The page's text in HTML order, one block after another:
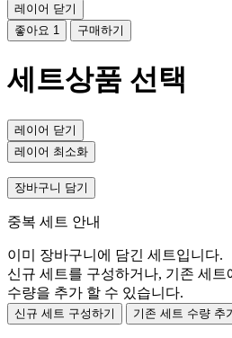
레이어 닫기
좋아요 1 구매하기
세트상품 선택
레이어 닫기
레이어 최소화
장바구니 담기
중복 세트 안내
이미 장바구니에 담긴 세트입니다.
신규 세트를 구성하거나, 기존 세트
수량을 추가 할 수 있습니다.
신규 세트 구성하기 기존 세트 수량 추